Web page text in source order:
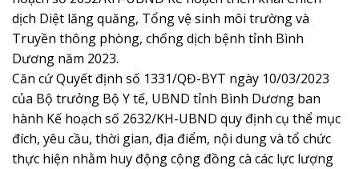
dịch Diệt lăng quăng, Tổng vệ sinh môi trường và
Truyền thông phòng, chống dịch bệnh tỉnh Bình
Dương năm 2023.
Căn cứ Quyết định số 1331/QĐ-BYT ngày 10/03/2023
của Bộ trưởng Bộ Y tế, UBND tỉnh Bình Dương ban
hành Kế hoạch số 2632/KH-UBND quy định cụ thể mục
đích, yêu cầu, thời gian, địa điểm, nội dung và tổ chức
thực hiện nhằm huy động cộng đồng cà các lực lượng